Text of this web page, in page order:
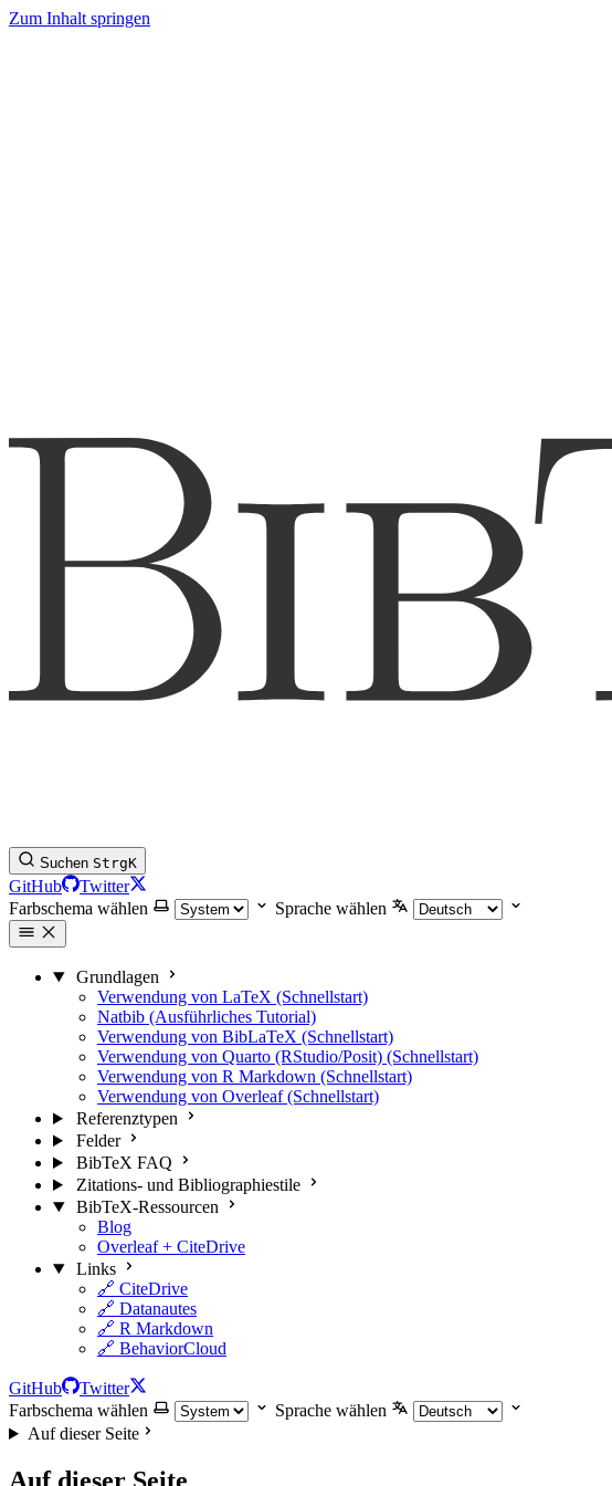
Zum Inhalt springen
Suchen StrgK
GitHub
Twitter
Farbschema wählen
Sprache wählen
Grundlagen
Verwendung von LaTeX (Schnellstart)
Natbib (Ausführliches Tutorial)
Verwendung von BibLaTeX (Schnellstart)
Verwendung von Quarto (RStudio/Posit) (Schnellstart)
Verwendung von R Markdown (Schnellstart)
Verwendung von Overleaf (Schnellstart)
Referenztypen
Felder
BibTeX FAQ
Zitations- und Bibliographiestile
BibTeX-Ressourcen
Blog
Overleaf + CiteDrive
Links
🔗 CiteDrive
🔗 Datanautes
🔗 R Markdown
🔗 BehaviorCloud
GitHub
Twitter
Farbschema wählen
Sprache wählen
Auf dieser Seite